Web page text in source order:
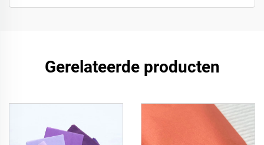
Gerelateerde producten